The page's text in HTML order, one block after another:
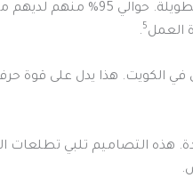
خبرة عالية
5
.
هذه التصاميم تلبي